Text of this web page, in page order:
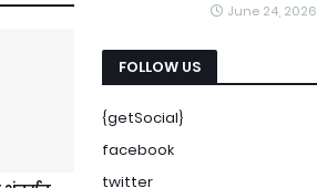
June 24, 2026
FOLLOW US
{getSocial}
facebook
twitter